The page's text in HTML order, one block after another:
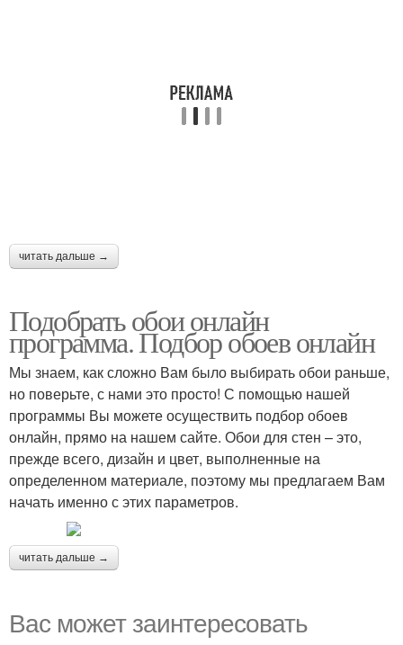
читать дальше →
Подобрать обои онлайн
программа. Подбор обоев онлайн
Мы знаем, как сложно Вам было выбирать обои раньше,
но поверьте, с нами это просто! С помощью нашей
программы Вы можете осуществить подбор обоев
онлайн, прямо на нашем сайте. Обои для стен – это,
прежде всего, дизайн и цвет, выполненные на
определенном материале, поэтому мы предлагаем Вам
начать именно с этих параметров.
читать дальше →
Вас может заинтересовать